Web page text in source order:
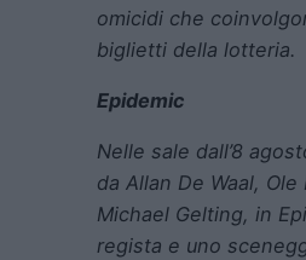
omicidi che
biglietti della lotteria.
Epidemic
Nelle sale dall’8
da Allan De Waal, Ole
Michael Gelting, in
regista e uno